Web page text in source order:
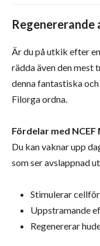
Regenererande
Är du på utkik efter
rädda även den mest
denna fantastiska
Filorga ordna.
Fördelar med NCEF
Du kan vaknar upp
som ser avslappnad
Stimulerar
Uppstramande
Regenererar